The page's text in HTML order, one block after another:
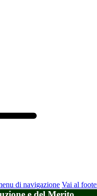
di navigazione Vai al